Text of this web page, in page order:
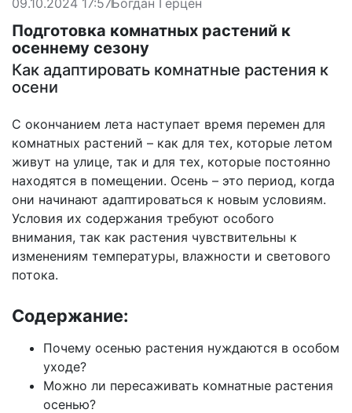
Подготовка комнатных растений к
осеннему сезону
Как адаптировать комнатные растения к
осени
С окончанием лета наступает время перемен для
комнатных растений – как для тех, которые летом
живут на улице, так и для тех, которые постоянно
находятся в помещении. Осень – это период, когда
они начинают адаптироваться к новым условиям.
Условия их содержания требуют особого
внимания, так как растения чувствительны к
изменениям температуры, влажности и светового
потока.
Содержание:
Почему осенью растения нуждаются в особом
уходе?
Можно ли пересаживать комнатные растения
осенью?